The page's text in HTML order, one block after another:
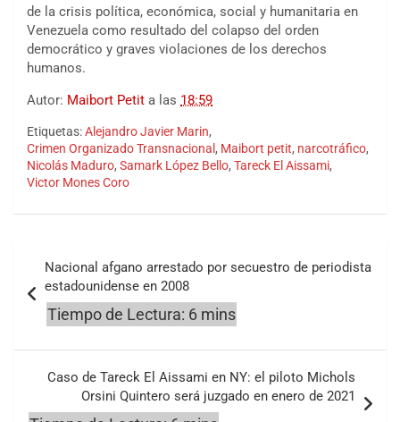
de la crisis política, económica, social y humanitaria en
Venezuela como resultado del colapso del orden
democrático y graves violaciones de los derechos
humanos.
Autor: Maibort Petit a las 18:59
Etiquetas:Alejandro Javier Marin,
Crimen Organizado Transnacional , Maibort petit, narcotráfico,
Nicolás Maduro, Samark López Bello, Tareck El Aissami,
Victor Mones Coro
de
entradas
Nacional afgano arrestado por secuestro de periodista
estadounidense en 2008
Caso de Tareck El Aissami en NY: el piloto Michols
Orsini Quintero será juzgado en enero de 2021